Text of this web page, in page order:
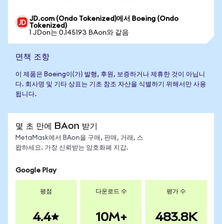
JD.com (Ondo Tokenized)에서 Boeing (Ondo
Tokenized)
1 JDon는 0.145193 BAon와 같음
면책 조항
이 제품은 Boeing이(가) 발행, 후원, 보증하거나 제휴한 것이 아닙니
다. 회사명 및 기타 상표는 기초 참조 자산을 식별하기 위해서만 사용
됩니다.
몇 초 만에 BAon 받기
MetaMask에서 BAon을 구매, 판매, 거래, 스
왑하세요. 가장 신뢰받는 암호화폐 지갑.
Google Play
평점
4.4
다운로드 수
10M+
평가 수
483.8K